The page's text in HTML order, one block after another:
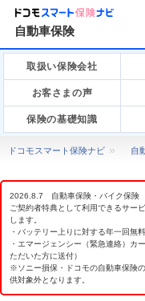
自動車保険
取扱い保険会社
お客さまの声
保険の基礎知識
ドコモスマート保険ナビ 自
2026.8.7 自動車保険・バイク保険
ご契約者特典として利用できるサー
します。
・バッテリー上りに対する年一回無
・エマージェンシー（緊急連絡）カ
ただいた方に送付）
※ソニー損保・ドコモの自動車保険
供対象外となります。